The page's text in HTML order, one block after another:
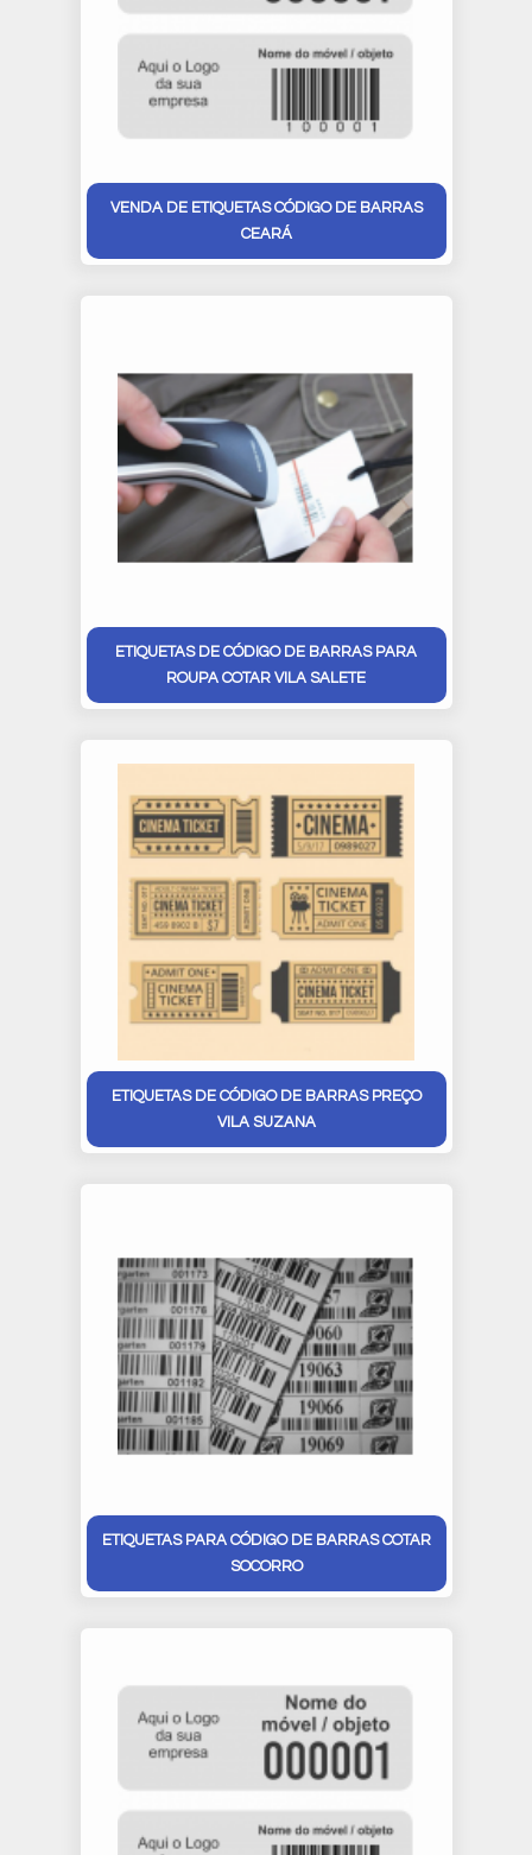
VENDA DE ETIQUETAS CÓDIGO DE BARRAS
CEARÁ
ETIQUETAS DE CÓDIGO DE BARRAS PARA
ROUPA COTAR VILA SALETE
ETIQUETAS DE CÓDIGO DE BARRAS PREÇO
VILA SUZANA
ETIQUETAS PARA CÓDIGO DE BARRAS COTAR
SOCORRO